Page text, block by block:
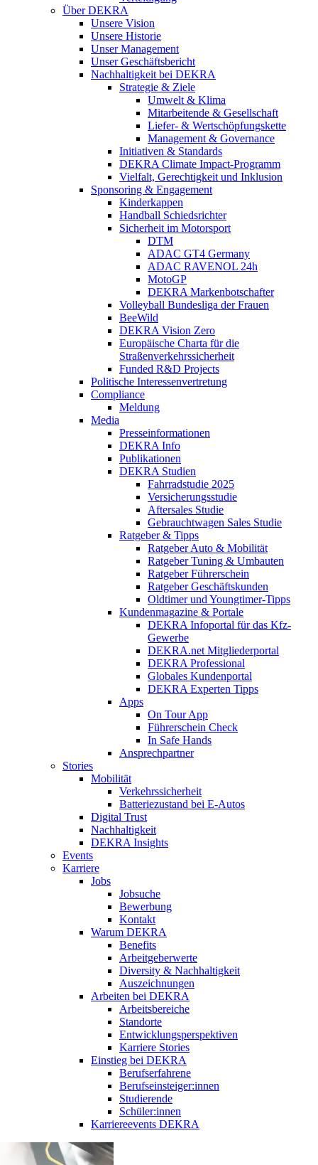
Über DEKRA
Unsere Vision
Unsere Historie
Unser Management
Unser Geschäftsbericht
Nachhaltigkeit bei DEKRA
Strategie & Ziele
Umwelt & Klima
Mitarbeitende & Gesellschaft
Liefer- & Wertschöpfungskette
Management & Governance
Initiativen & Standards
DEKRA Climate Impact-Programm
Vielfalt, Gerechtigkeit und Inklusion​
Sponsoring & Engagement
Kinderkappen
Handball Schiedsrichter
Sicherheit im Motorsport
DTM
ADAC GT4 Germany
ADAC RAVENOL 24h
MotoGP
DEKRA Markenbotschafter
Volleyball Bundesliga der Frauen
BeeWild
DEKRA Vision Zero
Europäische Charta für die
Straßenverkehrssicherheit
Funded R&D Projects
Politische Interessenvertretung
Compliance
Meldung
Media
Presseinformationen
DEKRA Info
Publikationen
DEKRA Studien
Fahrradstudie 2025
Versicherungsstudie
Aftersales Studie
Gebrauchtwagen Sales Studie
Ratgeber & Tipps
Ratgeber Auto & Mobilität
Ratgeber Tuning & Umbauten
Ratgeber Führerschein
Ratgeber Geschäftskunden
Oldtimer und Youngtimer-Tipps
Kundenmagazine & Portale
DEKRA Infoportal für das Kfz-
Gewerbe
DEKRA.net Mitgliederportal
DEKRA Professional
Globales Kundenportal
DEKRA Experten Tipps
Apps
On Tour App
Führerschein Check
In Safe Hands
Ansprechpartner
Stories
Mobilität
Verkehrssicherheit
Batteriezustand bei E-Autos
Digital Trust
Nachhaltigkeit
DEKRA Insights
Events
Karriere
Jobs
Jobsuche
Bewerbung
Kontakt
Warum DEKRA
Benefits
Arbeitgeberwerte
Diversity & Nachhaltigkeit
Auszeichnungen
Arbeiten bei DEKRA
Arbeitsbereiche
Standorte
Entwicklungsperspektiven
Karriere Stories
Einstieg bei DEKRA
Berufserfahrene
Berufseinsteiger:innen
Studierende
Schüler:innen
Karriereevents DEKRA